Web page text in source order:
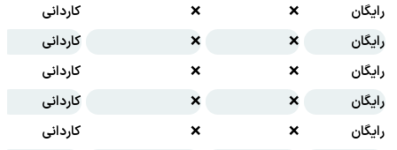
رایگان
❌
❌
کاردانی
رایگان
❌
❌
کاردانی
رایگان
❌
❌
کاردانی
رایگان
❌
❌
کاردانی
رایگان
❌
❌
کاردانی